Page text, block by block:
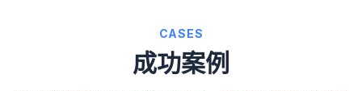
CASES
成功案例